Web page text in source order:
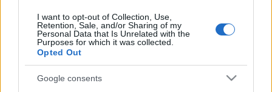
I want to opt-out of Collection, Use,
Retention, Sale, and/or Sharing of my
Personal Data that Is Unrelated with the
Purposes for which it was collected.
Opted Out
Google consents
Az USA harmincmillió dollárral